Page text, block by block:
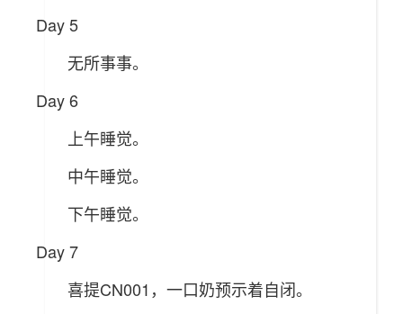
Day 5
无所事事。
Day 6
上午睡觉。
中午睡觉。
下午睡觉。
Day 7
喜提CN001，一口奶预示着自闭。